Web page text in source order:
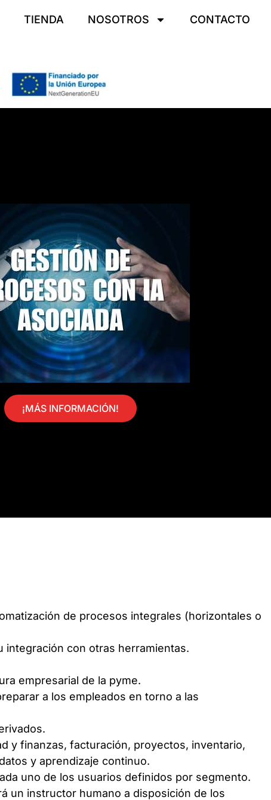
TIENDA NOSOTROS CONTACTO
¡MÁS INFORMACIÓN!
de procesos integrales (horizontales o
integración con otras herramientas.
empresarial de la pyme.
a los empleados en torno a las
y finanzas, facturación, proyectos, inventario,
y aprendizaje continuo.
uno de los usuarios definidos por segmento.
un instructor humano a disposición de los